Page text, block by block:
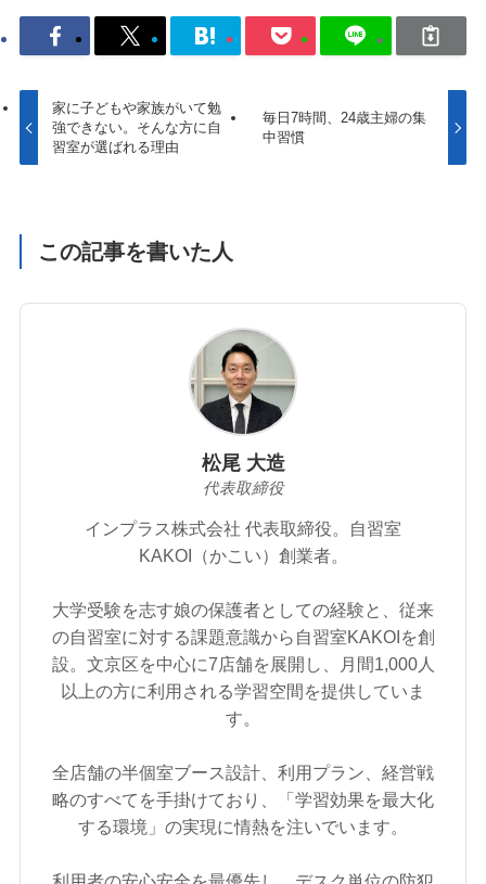
家に子どもや家族がいて勉
強できない。そんな方に自
習室が選ばれる理由
毎日7時間、24歳主婦の集
中習慣
この記事を書いた人
松尾 大造
代表取締役
インプラス株式会社 代表取締役。自習室
KAKOI（かこい）創業者。
大学受験を志す娘の保護者としての経験と、従来
の自習室に対する課題意識から自習室KAKOIを創
設。文京区を中心に7店舗を展開し、月間1,000人
以上の方に利用される学習空間を提供していま
す。
全店舗の半個室ブース設計、利用プラン、経営戦
略のすべてを手掛けており、「学習効果を最大化
する環境」の実現に情熱を注いでいます。